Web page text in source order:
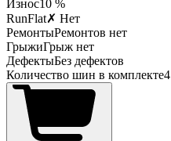
Износ10 %
RunFlat✗ Нет
РемонтыРемонтов нет
ГрыжиГрыж нет
ДефектыБез дефектов
Количество шин в комплекте4